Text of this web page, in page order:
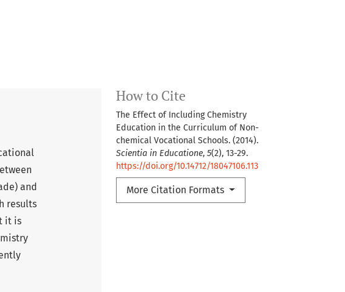
How to Cite
The Effect of Including Chemistry
Education in the Curriculum of Non-
chemical Vocational Schools. (2014).
Scientia in Educatione, 5(2), 13-29.
https://doi.org/10.14712/18047106.113
More Citation Formats
and
results
it is